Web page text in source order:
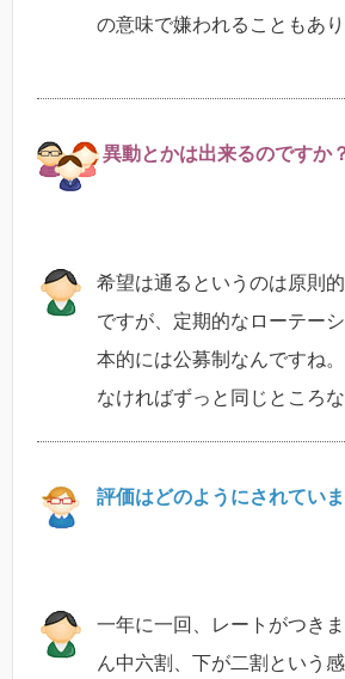
の意味で嫌われることもあ
異動とかは出来るのですか
希望は通るというのは原則
ですが、定期的なローテー
本的には公募制なんですね
なければずっと同じところ
評価はどのようにされてい
一年に一回、レートがつき
ん中六割、下が二割という感